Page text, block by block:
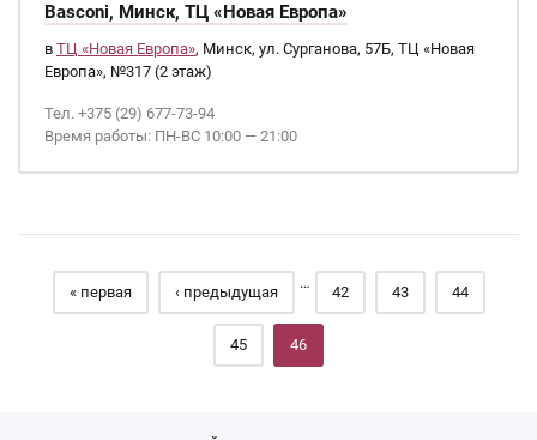
Basconi, Минск, ТЦ «Новая Европа»
в ТЦ «Новая Европа», Минск, ул. Сурганова, 57Б, ТЦ «Новая
Европа», №317 (2 этаж)
Тел. +375 (29) 677-73-94
Время работы: ПН-ВС 10:00 — 21:00
Страницы
« первая ‹ предыдущая
…
42 43 44
45 46